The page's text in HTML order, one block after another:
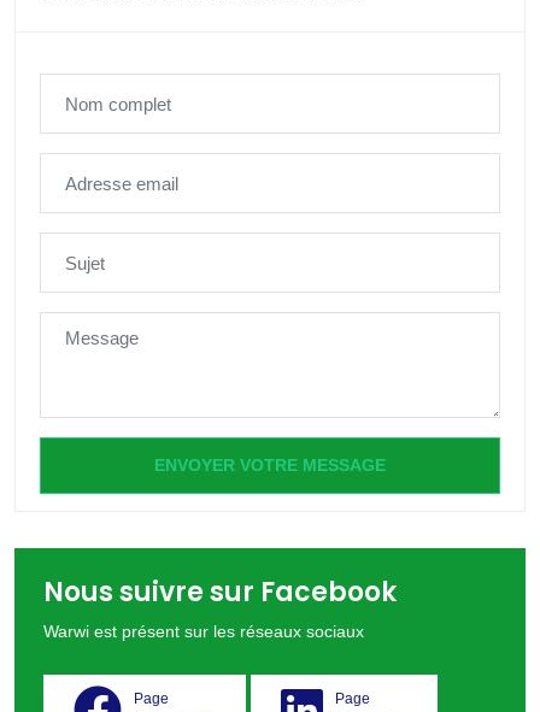
ENVOYER VOTRE MESSAGE
Nous suivre sur Facebook
Warwi est présent sur les réseaux sociaux
Page Page